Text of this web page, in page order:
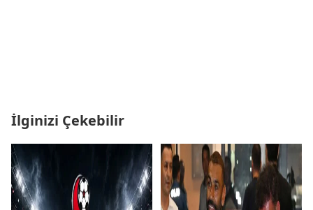
İlginizi Çekebilir